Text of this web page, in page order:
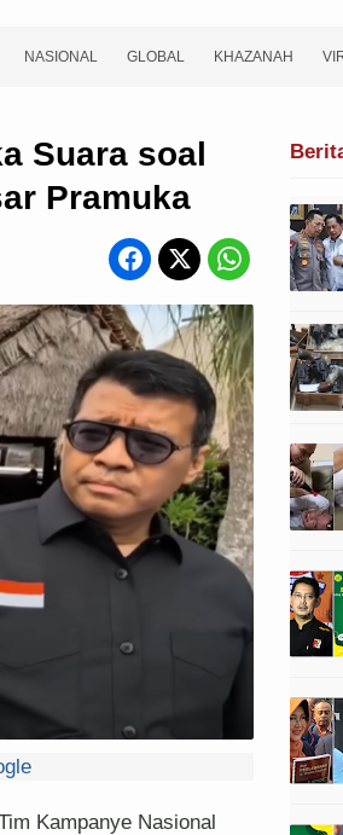
NASIONAL GLOBAL KHAZANAH
Suara soal
Pramuka
Kampanye Nasional